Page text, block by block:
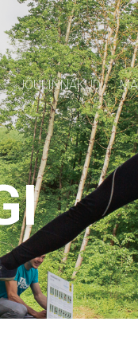
JÕULINNAKUD